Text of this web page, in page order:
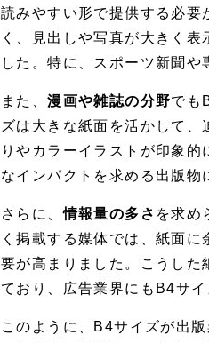
読みやすい形で提供する必要
く、見出しや写真が大きく
した。特に、スポーツ新聞や
また、漫画や雑誌の分野でも
ズは大きな紙面を活かして
りやカラーイラストが印象
なインパクトを求める出版物
さらに、情報量の多さ を求め
く掲載する媒体では、紙面
要が高まりました。こうした
ており、広告業界にもB4サイ
このように、B4サイズが出